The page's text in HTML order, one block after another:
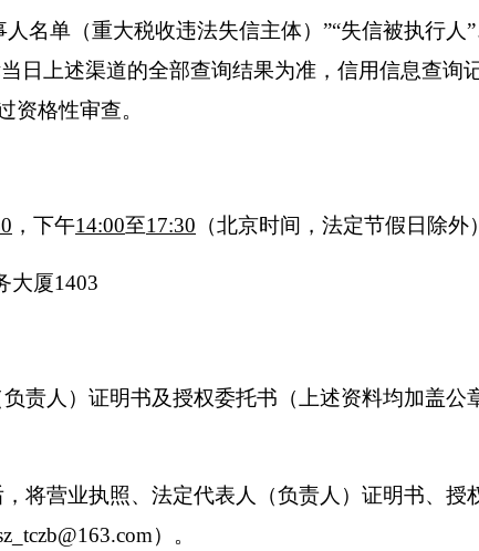
名单（重大税收违法失信主体）”“失信被执行人
日上述渠道的全部查询结果为准，信用信息查询
资格性审查。
，下午14:00至17:30 （北京时间，法定节假日除外）
大厦1403
责人）证明书及授权委托书（上述资料均加盖
将营业执照、法定代表人（负责人）证明书、
）。